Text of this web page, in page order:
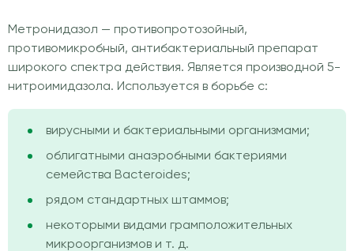
Метронидазол — противопротозойный,
противомикробный, антибактериальный препарат
широкого спектра действия. Является производной 5-
нитроимидазола. Используется в борьбе c:
вирусными и бактериальными организмами;
облигатными анаэробными бактериями
семейства Bacteroides;
рядом стандартных штаммов;
некоторыми видами грамположительных
микроорганизмов и т. д.